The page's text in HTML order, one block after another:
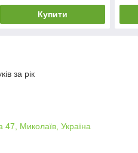
Купити
за рік
Миколаїв, Україна